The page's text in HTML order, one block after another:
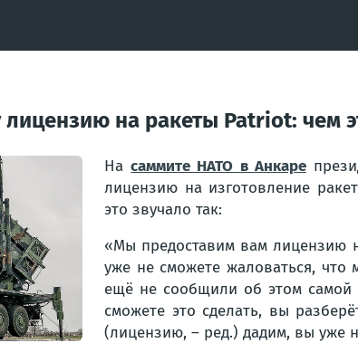
на ракеты Patriot: чем
Насаммите НАТО в Анкаре
лицензию на изготовление
это звучало так:
«Мы предоставим вам лицензию
уже не сможете жаловаться,
ещё не сообщили об этом самой
сможете это сделать, вы
(лицензию, – ред.) дадим, вы уже